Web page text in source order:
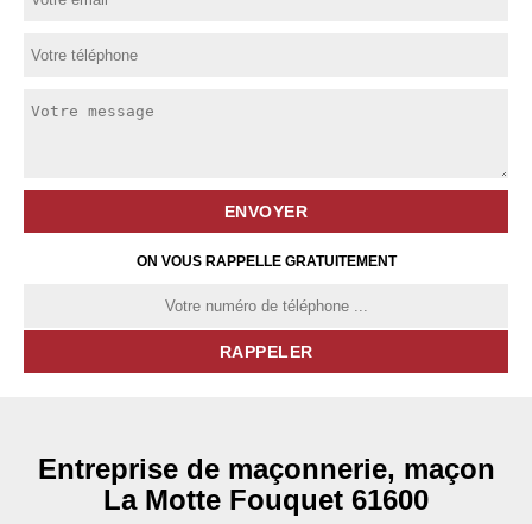
ON VOUS RAPPELLE GRATUITEMENT
Entreprise de maçonnerie, maçon
La Motte Fouquet 61600